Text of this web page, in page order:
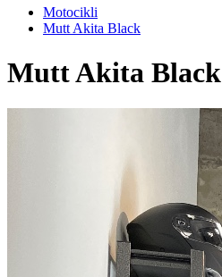
Motocikli
Mutt Akita Black
Mutt Akita Black